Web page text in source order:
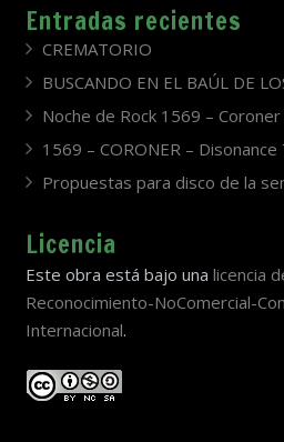
Entradas recientes
CREMATORIO
BUSCANDO EN EL BAÚL DE
Noche de Rock 1569 –
1569 – CORONER –
Propuestas para disco de la
Licencia
Este obra está bajo una licencia
Reconocimiento-NoComercial-
Internacional.